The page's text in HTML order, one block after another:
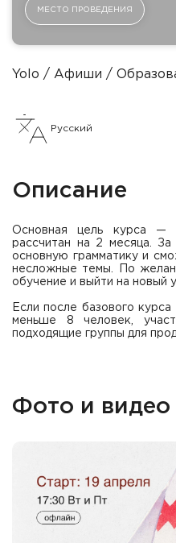
МЕСТО ПРОВЕДЕНИЯ
Yolo Афиши
Русский
Описание
Основная цель курса —
рассчитан на 2 месяца.
основную грамматику и
несложные темы. По
обучение и выйти на новый
Если после базового
меньше 8 человек,
подходящие группы для
Фото и видео